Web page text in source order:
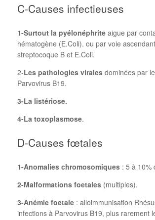
C-Causes infectieuses
1-Surtout la pyélonéphrite aigue par
hématogène (E.Coli). ou par voie
streptocoque B et E.Coli.
2-Les pathologies virales dominées par
Parvovirus B19.
3-La listériose.
4-La toxoplasmose.
D-Causes fœtales
1-Anomalies chromosomiques : 5 à 10%
2-Malformations foetales (multiples).
3-Anémie foetale : alloimmunisation
infections à Parvovirus B19, plus rarement